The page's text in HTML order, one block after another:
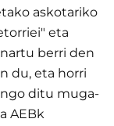
askotariko
eta
berri den
du, eta horri
ditu muga-
AEBk